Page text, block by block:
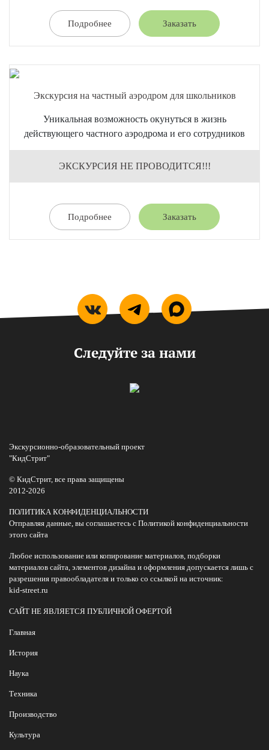
Подробнее Заказать
Экскурсия на частный аэродром для школьников
Уникальная возможность окунуться в жизнь
действующего частного аэродрома и его сотрудников
ЭКСКУРСИЯ НЕ ПРОВОДИТСЯ!!!
Подробнее Заказать
Следуйте за нами
Экскурсионно-образовательный проект
"КидСтрит"
© КидСтрит, все права защищены
2012-2026
ПОЛИТИКА КОНФИДЕНЦИАЛЬНОСТИ
Отправляя данные, вы соглашаетесь с Политикой конфиденциальности
этого сайта
Любое использование или копирование материалов, подборки
материалов сайта, элементов дизайна и оформления допускается лишь с
разрешения правообладателя и только со ссылкой на источник:
kid-street.ru
САЙТ НЕ ЯВЛЯЕТСЯ ПУБЛИЧНОЙ ОФЕРТОЙ
Главная
История
Наука
Техника
Производство
Культура